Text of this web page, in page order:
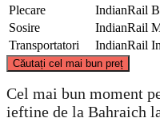
Plecare
IndianRail
Sosire
IndianRail
Transportatori
IndianRail
Căutați cel mai bun preț
Cel mai bun moment
ieftine de la Bahraich